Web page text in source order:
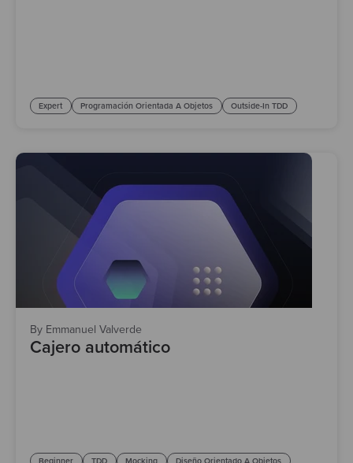
Expert Programación Orientada A Objetos Outside-In TDD
By Emmanuel Valverde
Cajero automático
Beginner TDD Mocking
Diseño Orientado A Objetos